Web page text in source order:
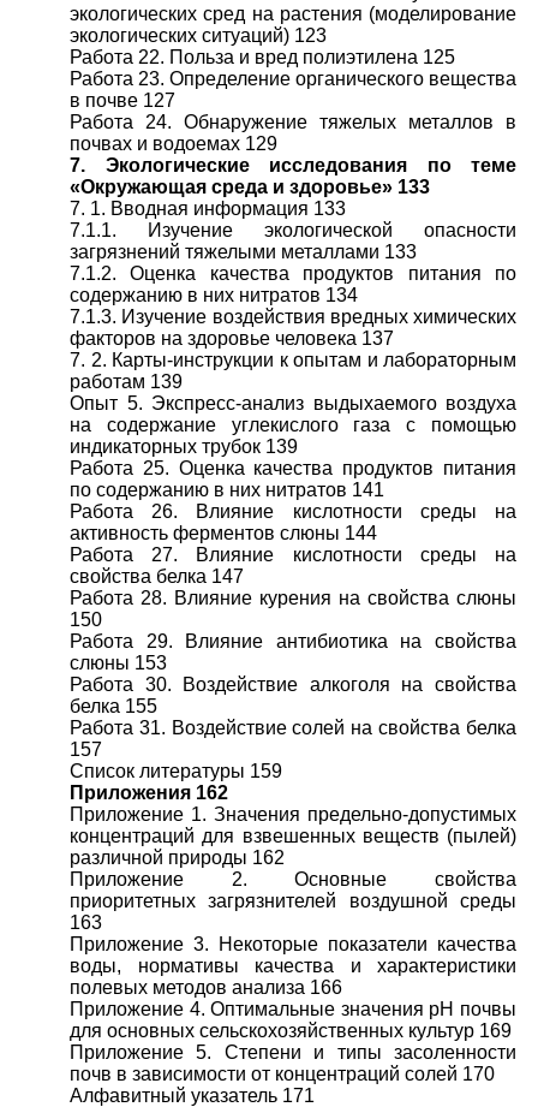
экологических сред на растения (моделирование
экологических ситуаций) 123
Работа 22. Польза и вред полиэтилена 125
Работа 23. Определение органического вещества
в почве 127
Работа 24. Обнаружение тяжелых металлов в
почвах и водоемах 129
7. Экологические исследования по теме
«Окружающая среда и здоровье» 133
7. 1. Вводная информация 133
7.1.1. Изучение экологической опасности
загрязнений тяжелыми металлами 133
7.1.2. Оценка качества продуктов питания по
содержанию в них нитратов 134
7.1.3. Изучение воздействия вредных химических
факторов на здоровье человека 137
7. 2. Карты-инструкции к опытам и лабораторным
работам 139
Опыт 5. Экспресс-анализ выдыхаемого воздуха
на содержание углекислого газа с помощью
индикаторных трубок 139
Работа 25. Оценка качества продуктов питания
по содержанию в них нитратов 141
Работа 26. Влияние кислотности среды на
активность ферментов слюны 144
Работа 27. Влияние кислотности среды на
свойства белка 147
Работа 28. Влияние курения на свойства слюны
150
Работа 29. Влияние антибиотика на свойства
слюны 153
Работа 30. Воздействие алкоголя на свойства
белка 155
Работа 31. Воздействие солей на свойства белка
157
Список литературы 159
Приложения 162
Приложение 1. Значения предельно-допустимых
концентраций для взвешенных веществ (пылей)
различной природы 162
Приложение 2. Основные свойства
приоритетных загрязнителей воздушной среды
163
Приложение 3. Некоторые показатели качества
воды, нормативы качества и характеристики
полевых методов анализа 166
Приложение 4. Оптимальные значения рН почвы
для основных сельскохозяйственных культур 169
Приложение 5. Степени и типы засоленности
почв в зависимости от концентраций солей 170
Алфавитный указатель 171